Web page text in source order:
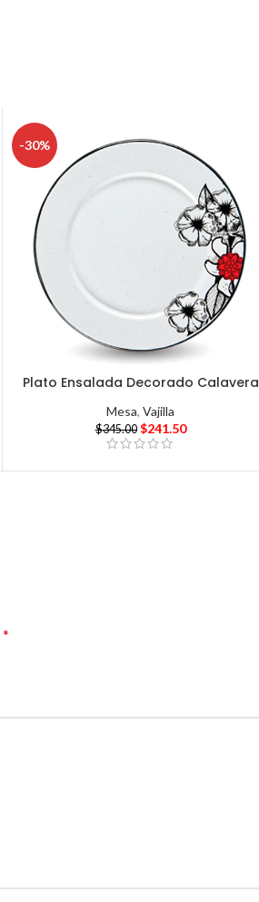
-30%
Plato Ensalada Decorado Calavera
Mesa,Vajilla
$345.00 $241.50
*